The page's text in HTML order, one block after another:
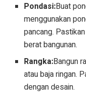
Pondasi:Buat
menggunakan
pancang.
berat bangunan.
Rangka:Bangun
atau baja ringan.
dengan desain.